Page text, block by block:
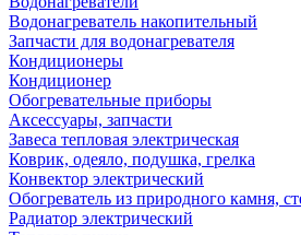
Водонагреватель накопительный
Запчасти для водонагревателя
Кондиционеры
Кондиционер
Обогревательные приборы
Аксессуары, запчасти
Завеса тепловая электрическая
Коврик, одеяло, подушка, грелка
Конвектор электрический
Обогреватель из природного камня,
Радиатор электрический